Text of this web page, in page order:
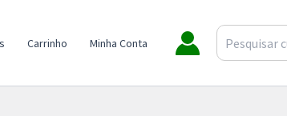
Carrinho Minha Conta